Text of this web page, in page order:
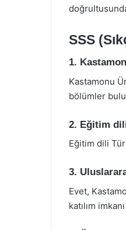
SSS
1.
Kastamonu
bölümler
2. Eğitim
Eğitim dili
3.
Evet,
katılım